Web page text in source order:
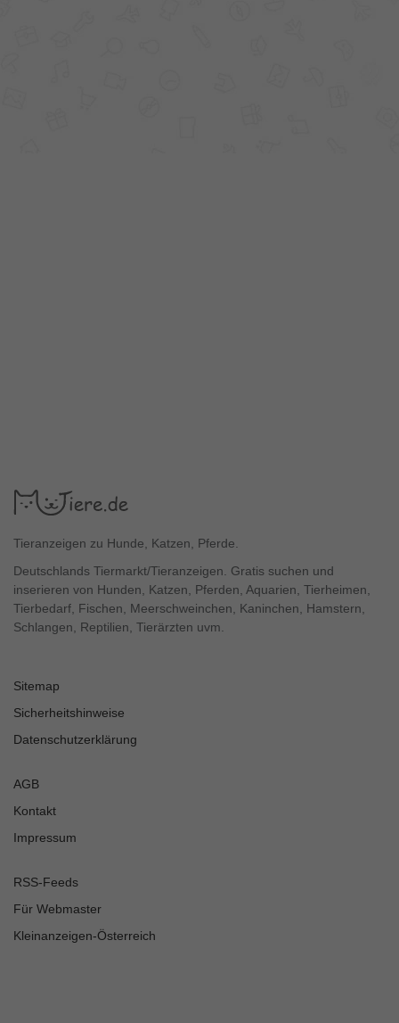
Tieranzeigen zu Hunde, Katzen, Pferde.
Deutschlands Tiermarkt/Tieranzeigen. Gratis suchen und
inserieren von Hunden, Katzen, Pferden, Aquarien, Tierheimen,
Tierbedarf, Fischen, Meerschweinchen, Kaninchen, Hamstern,
Schlangen, Reptilien, Tierärzten uvm.
Sitemap
Sicherheitshinweise
Datenschutzerklärung
AGB
Kontakt
Impressum
RSS-Feeds
Für Webmaster
Kleinanzeigen-Österreich